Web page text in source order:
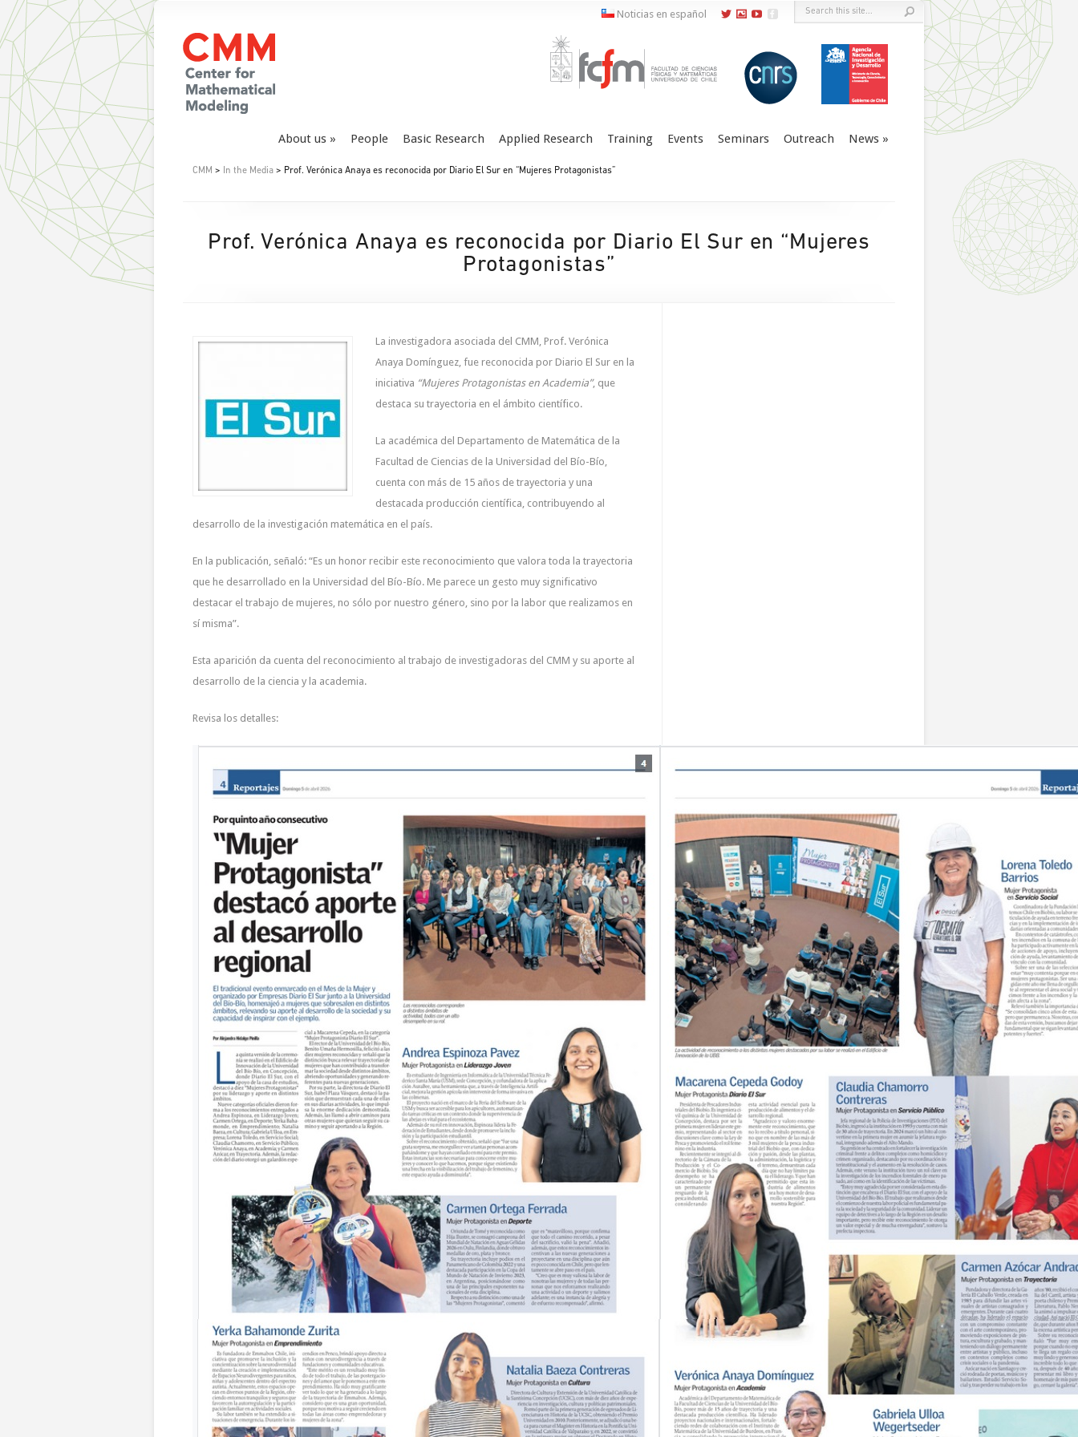
About us People Basic Research Applied Research Training Events Seminars Outreach News
Noticias en español
CMM > In the Media > Prof. Verónica Anaya es reconocida por Diario El Sur en “Mujeres Protagonistas”
Prof. Verónica Anaya es reconocida por Diario El Sur en “Mujeres
Protagonistas”
La investigadora asociada del CMM, Prof. Verónica
Anaya Domínguez, fue reconocida por Diario El Sur en la
iniciativa “Mujeres Protagonistas en Academia”, que
destaca su trayectoria en el ámbito científico.
La académica del Departamento de Matemática de la
Facultad de Ciencias de la Universidad del Bío-Bío,
cuenta con más de 15 años de trayectoria y una
destacada producción científica, contribuyendo al
desarrollo de la investigación matemática en el país.
En la publicación, señaló: “Es un honor recibir este reconocimiento que valora toda la trayectoria
que he desarrollado en la Universidad del Bío-Bío. Me parece un gesto muy significativo
destacar el trabajo de mujeres, no sólo por nuestro género, sino por la labor que realizamos en
sí misma”.
Esta aparición da cuenta del reconocimiento al trabajo de investigadoras del CMM y su aporte al
desarrollo de la ciencia y la academia.
Revisa los detalles: